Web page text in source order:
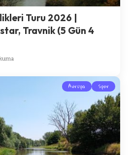
Turu 2026 |
Travnik (5 Gün 4
Avrupa Spor